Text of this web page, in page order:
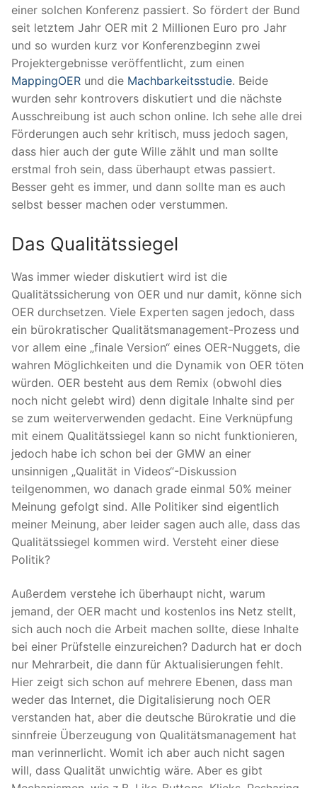
einer solchen Konferenz passiert. So fördert der Bund
seit letztem Jahr OER mit 2 Millionen Euro pro Jahr
und so wurden kurz vor Konferenzbeginn zwei
Projektergebnisse veröffentlicht, zum einen
MappingOER und die Machbarkeitsstudie. Beide
wurden sehr kontrovers diskutiert und die nächste
Ausschreibung ist auch schon online. Ich sehe alle drei
Förderungen auch sehr kritisch, muss jedoch sagen,
dass hier auch der gute Wille zählt und man sollte
erstmal froh sein, dass überhaupt etwas passiert.
Besser geht es immer, und dann sollte man es auch
selbst besser machen oder verstummen.
Das Qualitätssiegel
Was immer wieder diskutiert wird ist die
Qualitätssicherung von OER und nur damit, könne sich
OER durchsetzen. Viele Experten sagen jedoch, dass
ein bürokratischer Qualitätsmanagement-Prozess und
vor allem eine „finale Version“ eines OER-Nuggets, die
wahren Möglichkeiten und die Dynamik von OER töten
würden. OER besteht aus dem Remix (obwohl dies
noch nicht gelebt wird) denn digitale Inhalte sind per
se zum weiterverwenden gedacht. Eine Verknüpfung
mit einem Qualitätssiegel kann so nicht funktionieren,
jedoch habe ich schon bei der GMW an einer
unsinnigen „Qualität in Videos“-Diskussion
teilgenommen, wo danach grade einmal 50% meiner
Meinung gefolgt sind. Alle Politiker sind eigentlich
meiner Meinung, aber leider sagen auch alle, dass das
Qualitätssiegel kommen wird. Versteht einer diese
Politik?
Außerdem verstehe ich überhaupt nicht, warum
jemand, der OER macht und kostenlos ins Netz stellt,
sich auch noch die Arbeit machen sollte, diese Inhalte
bei einer Prüfstelle einzureichen? Dadurch hat er doch
nur Mehrarbeit, die dann für Aktualisierungen fehlt.
Hier zeigt sich schon auf mehrere Ebenen, dass man
weder das Internet, die Digitalisierung noch OER
verstanden hat, aber die deutsche Bürokratie und die
sinnfreie Überzeugung von Qualitätsmanagement hat
man verinnerlicht. Womit ich aber auch nicht sagen
will, dass Qualität unwichtig wäre. Aber es gibt